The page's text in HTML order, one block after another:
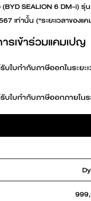
SEALION 6 DM-i)
ท่านั้น (“ระยะเวลาของแค
รเข้าร่วมแคมเปญ
ใบกำกับภาษีออกในระยะ
ใบกำกับภาษีออกภายใน